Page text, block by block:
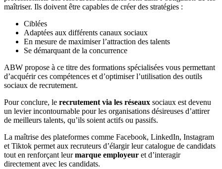
maîtriser. Ils doivent être capables de créer des stratégies :
Ciblées
Adaptées aux différents canaux sociaux
En mesure de maximiser l’attraction des talents
Se démarquant de la concurrence
ABW propose à ce titre des formations spécialisées vous permettant
d’acquérir ces compétences et d’optimiser l’utilisation des outils
sociaux de recrutement.
Pour conclure, le recrutement via les réseaux sociaux est devenu
un levier incontournable pour les organisations désireuses d’attirer
de meilleurs talents, qu’ils soient actifs ou passifs.
La maîtrise des plateformes comme Facebook, LinkedIn, Instagram
et Tiktok permet aux recruteurs d’élargir leur catalogue de candidats
tout en renforçant leurmarque employeur et d’interagir
directement avec les candidats.